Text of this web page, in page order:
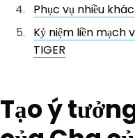
Phục vụ nhiều
Kỷ niệm liền mạch
TIGER
Tạo ý